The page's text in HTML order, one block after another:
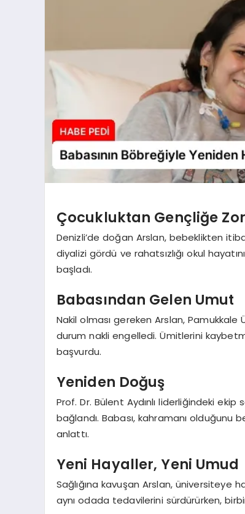
Çocukluktan Gençliğe
Denizli’de doğan Arslan, bebeklikten
diyalizi gördü ve rahatsızlığı okul
başladı.
Babasından Gelen Umut
Nakil olması gereken Arslan,
durum nakli engelledi. Ümitlerini
başvurdu.
Yeniden Doğuş
Prof. Dr. Bülent Aydınlı liderliğindeki
bağlandı. Babası, kahramanı olduğunu
anlattı.
Yeni Hayaller, Yeni Umud
Sağlığına kavuşan Arslan, üniversiteye
aynı odada tedavilerini sürdürürken,